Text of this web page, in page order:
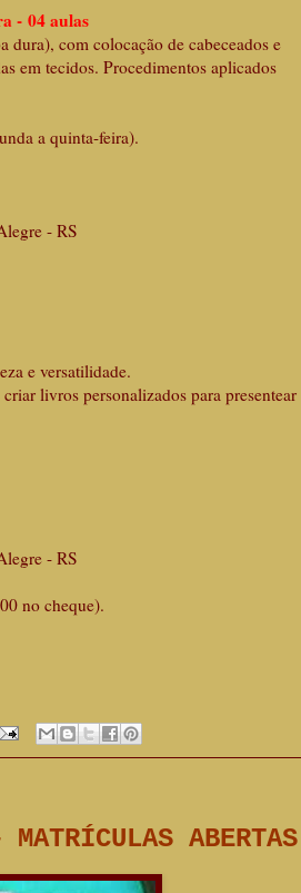
- 04 aulas
dura), com colocação de cabeceados e
em tecidos. Procedimentos aplicados
a quinta-feira).
- RS
e versatilidade.
livros personalizados para presentear
- RS
no cheque).
ABERTAS